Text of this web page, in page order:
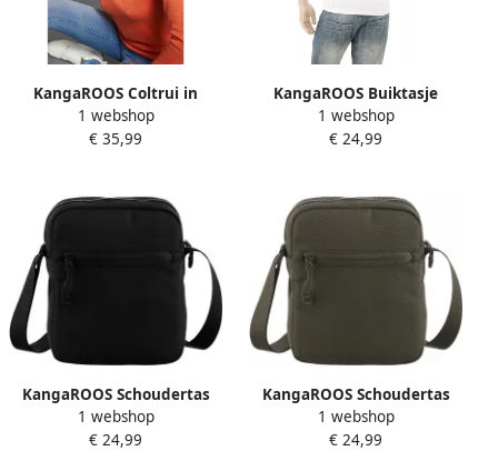
KangaROOS Coltrui in
klassieke vorm
1 webshop
€ 35,99
KangaROOS Buiktasje
WAISTBAG
1 webshop
€ 24,99
KangaROOS Schoudertas
minitas kleine tas
1 webshop
€ 24,99
KangaROOS Schoudertas
minitas kleine tas
1 webshop
€ 24,99